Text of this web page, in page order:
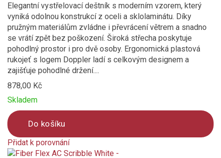
petrolejová
Vzor
geometrický / abstraktní
jednobarevný
káro / kostka
květinový
plná barva
Elegantní vystřelovací deštník s moderním vzorem, který
vyniká odolnou konstrukcí z oceli a sklolaminátu. Díky
pružným materiálům zvládne i převrácení větrem a snadno
se vrátí zpět bez poškození. Široká střecha poskytuje
pohodlný prostor i pro dvě osoby. Ergonomická plastová
rukojeť s logem Doppler ladí s celkovým designem a
zajišťuje pohodlné držení....
878,00 Kč
Skladem
Do košíku
Přidat k porovnání
Product